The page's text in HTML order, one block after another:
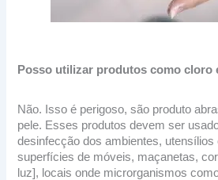
Posso utilizar produtos como cloro
Não. Isso é perigoso, são produto
pele. Esses produtos devem ser
desinfecção dos ambientes, utensílios
superfícies de móveis, maçanetas,
luz], locais onde microrganismos